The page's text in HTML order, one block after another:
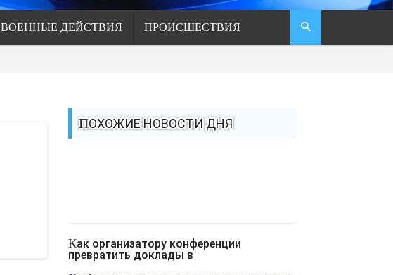
ВОЕННЫЕ ДЕЙСТВИЯ ПРОИСШЕСТВИЯ
ПОХОЖИЕ НОВОСТИ ДНЯ
Как организатору конференции
превратить доклады в